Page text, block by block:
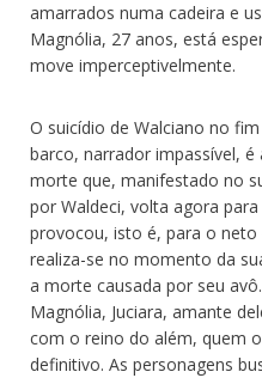
amarrados numa cadeira e
Magnólia, 27 anos, está
move imperceptivelmente.
O suicídio de Walciano no
barco, narrador impassível,
morte que, manifestado no
por Waldeci, volta agora
provocou, isto é, para o
realiza-se no momento da
a morte causada por seu
Magnólia, Juciara, amante
com o reino do além, quem
definitivo. As personagens